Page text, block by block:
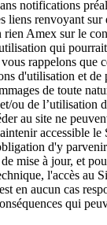
notifications
renvoyant sur
rien Amex sur le
qui
rappelons que
d'utilisation et de
de toute
ou de l’utilisation
au site ne
accessible le
d'y
mise à jour, et
l'accès au
en aucun cas
qui